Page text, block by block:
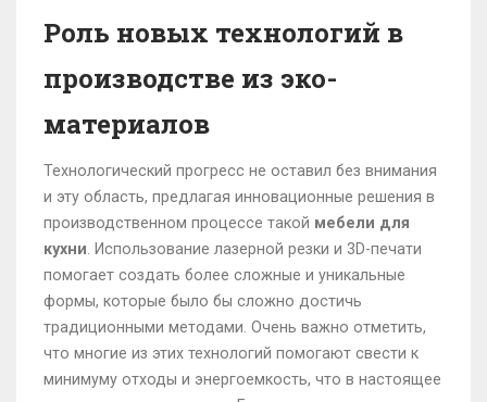
Роль новых технологий в
производстве из эко-
материалов
Технологический прогресс не оставил без внимания
и эту область, предлагая инновационные решения в
производственном процессе такой мебели для
кухни . Использование лазерной резки и 3D-печати
помогает создать более сложные и уникальные
формы, которые было бы сложно достичь
традиционными методами. Очень важно отметить,
что многие из этих технологий помогают свести к
минимуму отходы и энергоемкость, что в настоящее